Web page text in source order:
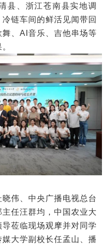
县
、浙江苍南县实地调
链车间的鲜活见闻带回
、AI音乐、吉他串场等
伟、中央广播电视总台
任汪群均，中国农业大
莅临现场观摩并对同学
大学副校长任孟山、播